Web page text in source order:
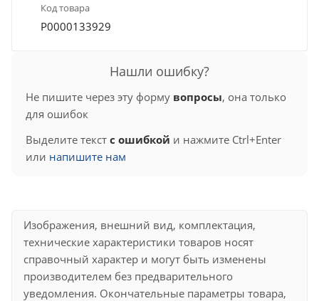
Код товара
Р0000133929
Нашли ошибку?
Не пишите через эту форму вопросы, она только
для ошибок
Выделите текст с ошибкой и нажмите Ctrl+Enter
или напишите нам
Изображения, внешний вид, комплектация,
технические характеристики товаров носят
справочный характер и могут быть изменены
производителем без предварительного
уведомления. Окончательные параметры товара,